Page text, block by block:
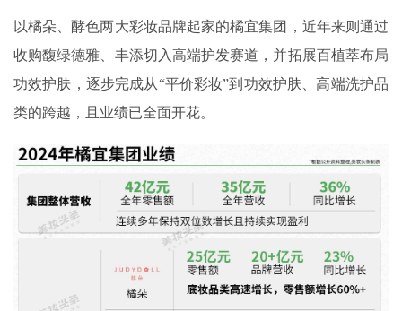
以橘朵、酵色两大彩妆品牌起家的橘宜集团，近年来则通过
收购馥绿德雅、丰添切入高端护发赛道，并拓展百植萃布局
功效护肤，逐步完成从“平价彩妆”到功效护肤、高端洗护品
类的跨越，且业绩已全面开花。